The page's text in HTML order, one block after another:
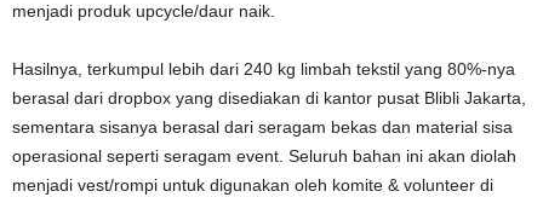
menjadi produk upcycle/daur naik.
Hasilnya, terkumpul lebih dari 240 kg limbah tekstil yang 80%-nya
berasal dari dropbox yang disediakan di kantor pusat Blibli Jakarta,
sementara sisanya berasal dari seragam bekas dan material sisa
operasional seperti seragam event. Seluruh bahan ini akan diolah
menjadi vest/rompi untuk digunakan oleh komite & volunteer di